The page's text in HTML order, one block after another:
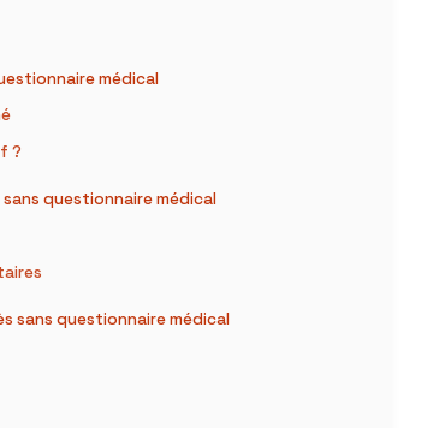
médical
?
questionnaire médical
sans questionnaire médical